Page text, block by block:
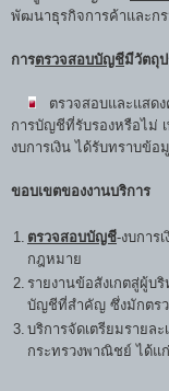
พัฒนาธุรกิจการค้าและก
การตรวจสอบบัญชีมีวัตถุ
ตรวจสอบและแสดง
การบัญชีที่รับรองหรือไม่
งบการเงิน ได้รับทราบข้อ
ขอบเขตของงานบริการ
1. ตรวจสอบบัญชี-งบการ
กฎหมาย
2. รายงานข้อสังเกตสู่ผู้บ
บัญชีที่สำคัญ ซึ่งมักตรว
3. บริการจัดเตรียมรายล
กระทรวงพาณิชย์ ได้แ